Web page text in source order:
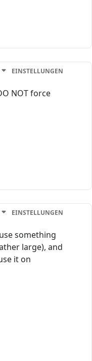
EINSTELLUNGEN
NOT force
EINSTELLUNGEN
something
large), and
it on